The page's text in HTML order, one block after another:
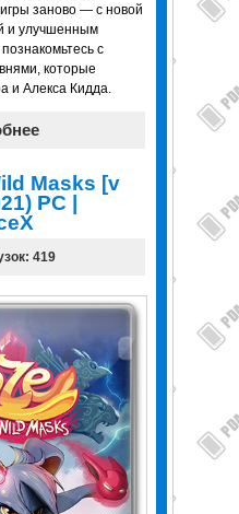
заново — с новой
и улучшенным
с
которые
и Алекса Кидда.
Masks [v
PC |
419